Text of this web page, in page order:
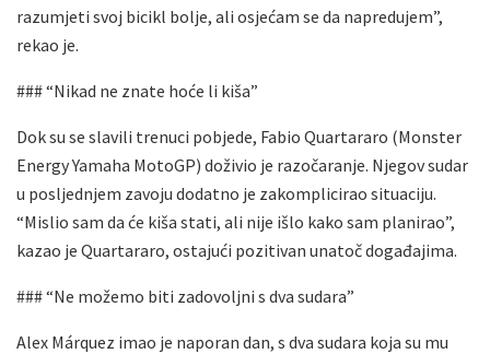
razumjeti svoj bicikl bolje, ali osjećam se da napredujem”,
rekao je.
### “Nikad ne znate hoće li kiša”
Dok su se slavili trenuci pobjede, Fabio Quartararo (Monster
Energy Yamaha MotoGP) doživio je razočaranje. Njegov sudar
u posljednjem zavoju dodatno je zakomplicirao situaciju.
“Mislio sam da će kiša stati, ali nije išlo kako sam planirao”,
kazao je Quartararo, ostajući pozitivan unatoč događajima.
### “Ne možemo biti zadovoljni s dva sudara”
Alex Márquez imao je naporan dan, s dva sudara koja su mu